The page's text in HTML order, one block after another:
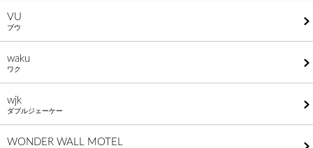
VU
ブウ
waku
ワク
wjk
ダブルジェーケー
WONDER WALL MOTEL